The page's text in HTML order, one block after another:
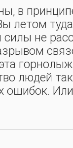
в
летом
силы не
людей
ошибок.